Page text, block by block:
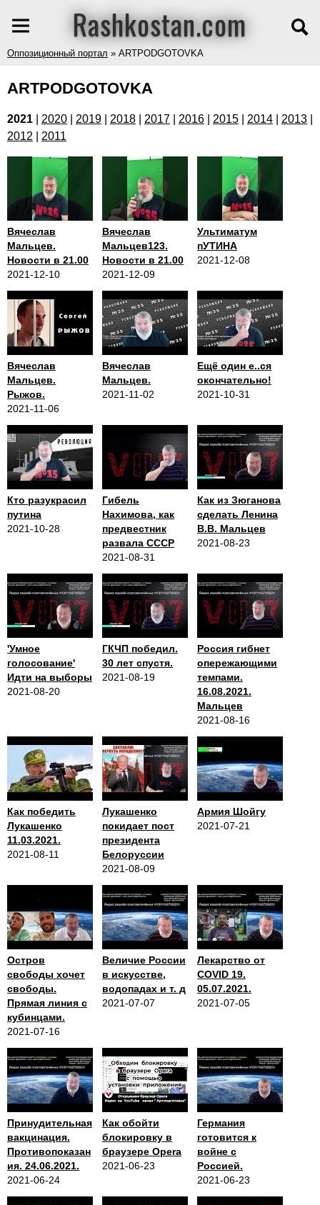
Rashkostan.com
Оппозиционный портал » ARTPODGOTOVKA
ARTPODGOTOVKA
2021 2020 2019 2018 2017 2016 2015 2014 2013
2012
2011
Вячеслав
Мальцев.
Новости в 21.00
2021-12-10
Вячеслав
Мальцев123.
Новости в 21.00
2021-12-09
Ультиматум
пУТИНА
2021-12-08
Вячеслав
Мальцев.
Рыжов.
2021-11-06
Вячеслав
Мальцев.
2021-11-02
Ещё один е..ся
окончательно!
2021-10-31
Кто разукрасил
путина
2021-10-28
Гибель
Нахимова, как
предвестник
развала СССР
2021-08-31
Как из Зюганова
сделать Ленина
В.В. Мальцев
2021-08-23
'Умное
голосование'
Идти на выборы
2021-08-20
ГКЧП победил.
30 лет спустя.
2021-08-19
Россия гибнет
опережающими
темпами.
16.08.2021.
Мальцев
2021-08-16
Как победить
Лукашенко
11.03.2021.
2021-08-11
Лукашенко
покидает пост
президента
Белоруссии
2021-08-09
Армия Шойгу
2021-07-21
Остров
свободы хочет
свободы.
Прямая линия с
кубинцами.
2021-07-16
Величие России
в искусстве,
водопадах и т. д
2021-07-07
Лекарство от
COVID 19.
05.07.2021.
2021-07-05
Принудительная
вакцинация.
Противопоказан
ия. 24.06.2021.
2021-06-24
Как обойти
блокировку в
браузере Opera
2021-06-23
Германия
готовится к
войне с
Россией.
2021-06-23